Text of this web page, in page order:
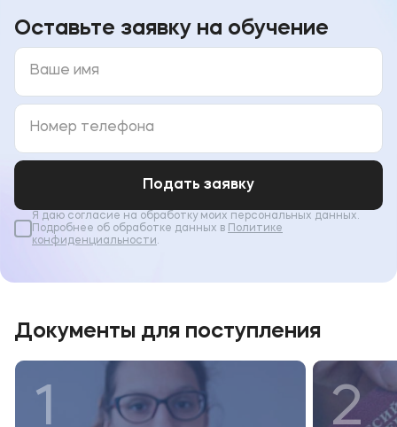
Оставьте заявку на обучение
Подать заявку
Я даю согласие на обработку моих персональных данных.
Подробнее об обработке данных в
Политике
конфиденциальности.
Документы для поступления
1 2